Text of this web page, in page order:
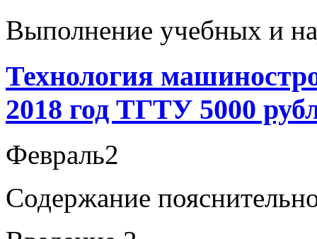
Выполнение учебных и
Технология
2018 год ТГТУ 5000
Февраль2
Содержание